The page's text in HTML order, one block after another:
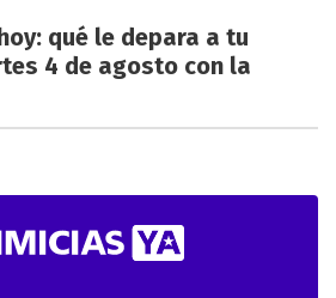
qué le depara a tu
4 de agosto con la